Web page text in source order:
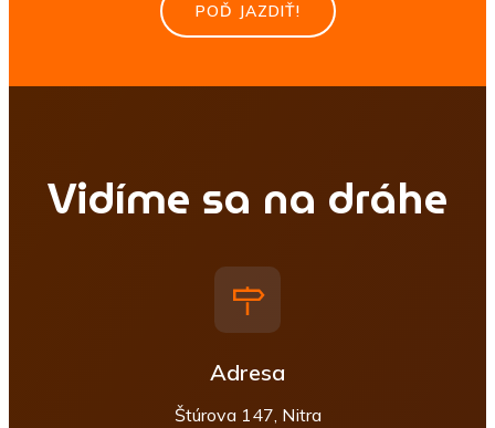
POĎ JAZDIŤ!
Vidíme sa na dráhe
Adresa
Štúrova 147, Nitra